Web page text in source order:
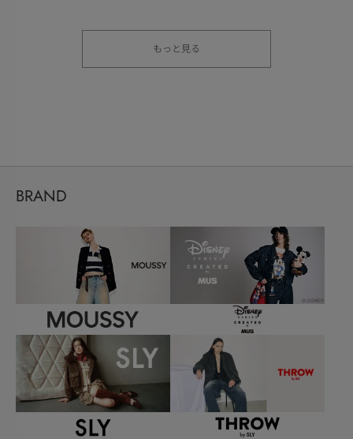
もっと見る
BRAND